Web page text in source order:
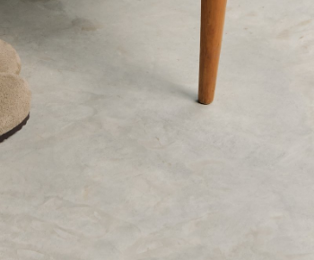
Pen tw